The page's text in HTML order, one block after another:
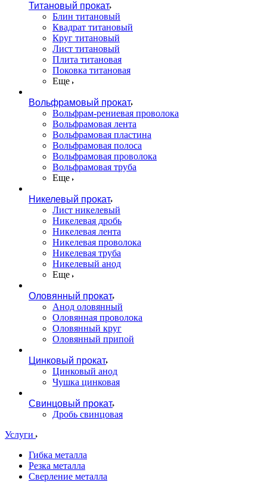
Титановый прокат
Блин титановый
Квадрат титановый
Круг титановый
Лист титановый
Плита титановая
Поковка титановая
Еще
Вольфрамовый прокат
Вольфрам-рениевая проволока
Вольфрамовая лента
Вольфрамовая пластина
Вольфрамовая полоса
Вольфрамовая проволока
Вольфрамовая труба
Еще
Никелевый прокат
Лист никелевый
Никелевая дробь
Никелевая лента
Никелевая проволока
Никелевая труба
Никелевый анод
Еще
Оловянный прокат
Анод оловянный
Оловянная проволока
Оловянный круг
Оловянный припой
Цинковый прокат
Цинковый анод
Чушка цинковая
Свинцовый прокат
Дробь свинцовая
Услуги
Гибка металла
Резка металла
Сверление металла